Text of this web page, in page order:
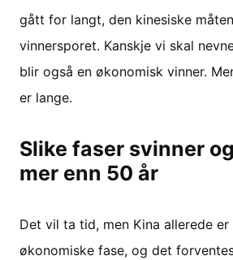
gått for langt, den kinesiske
vinnersporet. Kanskje vi skal
blir også en økonomisk vinner.
er lange.
Slike faser svinner
mer enn 50 år
Det vil ta tid, men Kina allerede
økonomiske fase, og det